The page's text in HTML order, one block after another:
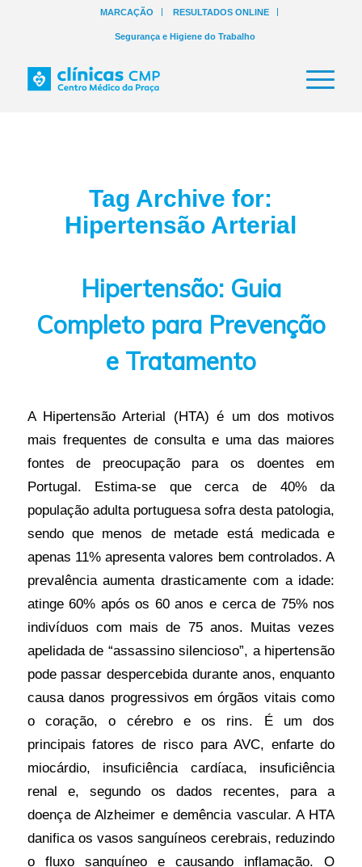
MARCAÇÃO RESULTADOS ONLINE
Segurança e Higiene do Trabalho
Tag Archive for:
Hipertensão Arterial
Hipertensão: Guia
Completo para Prevenção
e Tratamento
A Hipertensão Arterial (HTA) é um dos motivos
mais frequentes de consulta e uma das maiores
fontes de preocupação para os doentes em
Portugal. Estima-se que cerca de 40% da
população adulta portuguesa sofra desta patologia,
sendo que menos de metade está medicada e
apenas 11% apresenta valores bem controlados. A
prevalência aumenta drasticamente com a idade:
atinge 60% após os 60 anos e cerca de 75% nos
indivíduos com mais de 75 anos. Muitas vezes
apelidada de “assassino silencioso”, a hipertensão
pode passar despercebida durante anos, enquanto
causa danos progressivos em órgãos vitais como
o coração, o cérebro e os rins. É um dos
principais fatores de risco para AVC, enfarte do
miocárdio, insuficiência cardíaca, insuficiência
renal e, segundo os dados recentes, para a
doença de Alzheimer e demência vascular. A HTA
danifica os vasos sanguíneos cerebrais, reduzindo
o fluxo sanguíneo e causando inflamação. O